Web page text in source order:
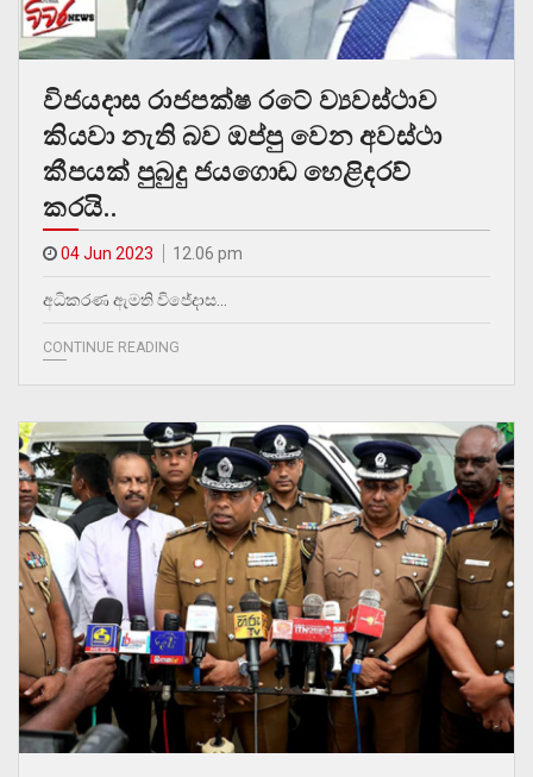
විජයදාස රාජපක්ෂ රටේ ව්‍යවස්ථාව
කියවා නැති බව ඔප්පු වෙන අවස්ථා
කීපයක් පුබුදු ජයගොඩ හෙළිදරව්
කරයි..
04 Jun 2023 12.06 pm
අධිකරණ ඇමති විජේදාස…
CONTINUE READING